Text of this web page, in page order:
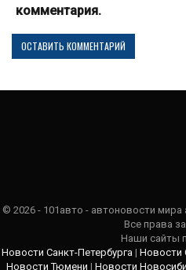
комментария.
© 2026 - 101авто - автоновости
Все права
Наши сайты
Новости Санкт-Петербурга | Новости
Новости Тюмени | Новости